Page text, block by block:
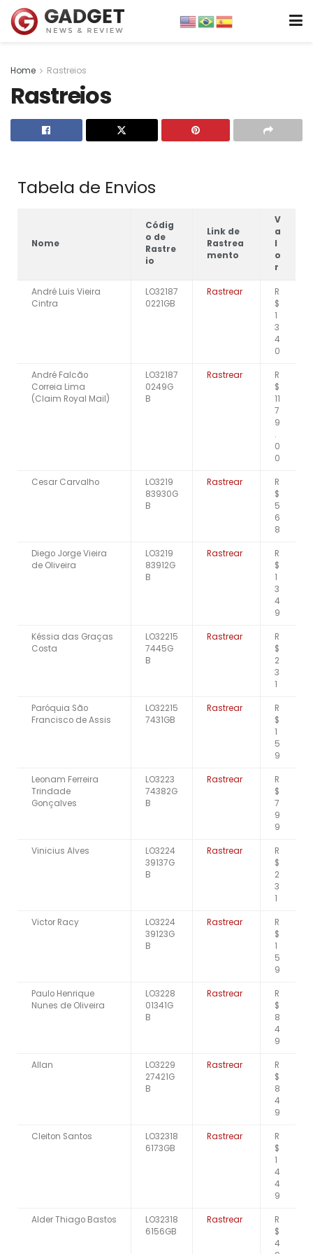
Home Rastreios
Rastreios
Tabela de Envios
Nome
Códig
o de
Rastre
io
Link de
Rastrea
mento
V
a
l
o
r
André Luis Vieira
Cintra
LO32187
0221GB
Rastrear
R
$
1
3
4
0
André Falcão
Correia Lima
(Claim Royal Mail)
LO32187
0249G
B
Rastrear
R
$
11
7
9
.
0
0
Cesar Carvalho
LO3219
83930G
B
Rastrear
R
$
5
6
8
Diego Jorge Vieira
de Oliveira
LO3219
83912G
B
Rastrear
R
$
1
3
4
9
Késsia das Graças
Costa
LO32215
7445G
B
Rastrear
R
$
2
3
1
Paróquia São
Francisco de Assis
LO32215
7431GB
Rastrear
R
$
1
5
9
Leonam Ferreira
Trindade
Gonçalves
LO3223
74382G
B
Rastrear
R
$
7
9
9
Vinicius Alves
LO3224
39137G
B
Rastrear
R
$
2
3
1
Victor Racy
LO3224
39123G
B
Rastrear
R
$
1
5
9
Paulo Henrique
Nunes de Oliveira
LO3228
01341G
B
Rastrear
R
$
8
4
9
Allan
LO3229
27421G
B
Rastrear
R
$
8
4
9
Cleiton Santos
LO32318
6173GB
Rastrear
R
$
1
4
4
9
Alder Thiago Bastos
LO32318
6156GB
Rastrear
R
$
4